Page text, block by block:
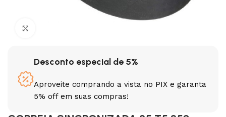
Desconto especial de 5%
Aproveite comprando a vista no PIX e garanta
5% off em suas compras!